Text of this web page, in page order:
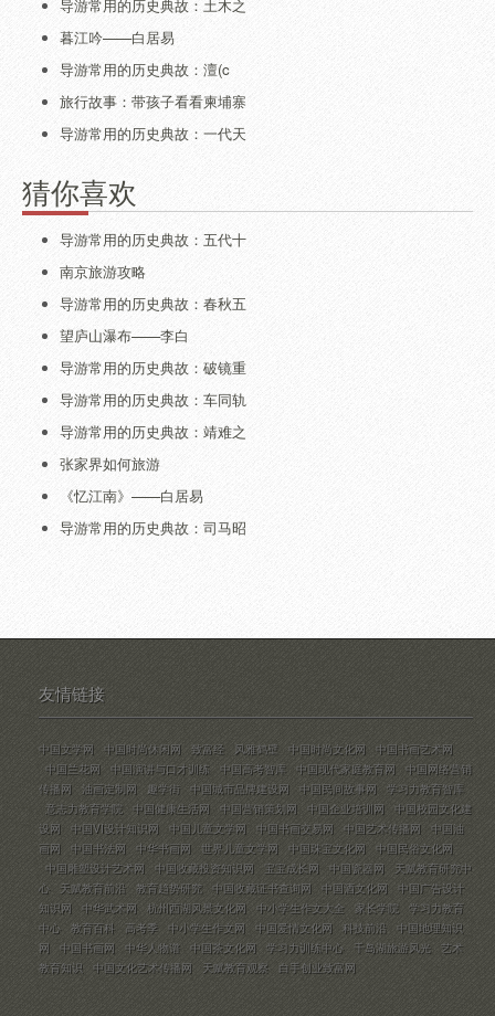
导游常用的历史典故：土木之
暮江吟——白居易
导游常用的历史典故：澶(c
旅行故事：带孩子看看柬埔寨
导游常用的历史典故：一代天
猜你喜欢
导游常用的历史典故：五代十
南京旅游攻略
导游常用的历史典故：春秋五
望庐山瀑布——李白
导游常用的历史典故：破镜重
导游常用的历史典故：车同轨
导游常用的历史典故：靖难之
张家界如何旅游
《忆江南》——白居易
导游常用的历史典故：司马昭
友情链接
中国文学网 中国时尚休闲网 致富经 风雅鹤壁 中国时尚文化网
中国书画艺术网
中国兰花网
中国演讲与口才训练 中国高考智库 中国现代家庭教育网
中国网络营销
传播网
油画定制网 趣学街 中国城市品牌建设网 中国民间故事网
学习力教育智库
意志力教育学院
中国健康生活网 中国营销策划网 中国企业培训网
中国校园文化建
设网
中国VI设计知识网 中国儿童文学网 中国书画交易网 中国艺术传播网
中国油
画网
中国书法网 中华书画网 世界儿童文学网 中国珠宝文化网
中国民俗文化网
中国雕塑设计艺术网
中国收藏投资知识网 宝宝成长网 中国瓷器网
天赋教育研究中
心
天赋教育前沿 教育趋势研究 中国收藏证书查询网 中国酒文化网
中国广告设计
知识网
中华武术网 杭州西湖风景文化网 中小学生作文大全 家长学院
学习力教育
中心
教育百科 高考季 中小学生作文网 中国爱情文化网 科技前沿
中国地理知识
网
中国书画网 中华人物谱 中国茶文化网 学习力训练中心 千岛湖旅游风光
艺术
教育知识
中国文化艺术传播网 天赋教育观察 白手创业致富网